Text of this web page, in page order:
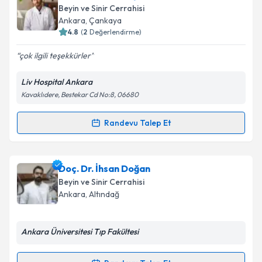
Takvim Talebini Gönder
oluşturun. Size bu uzmandan randevu almanız için bir
takvim hazırlandığında e-posta ile bilgilendireceğiz.
Kişisel verilerimin işlenmesine ilişkin
Metni'ni okudum ve kişisel verilerimin belirtilen
kapsamda işlenmesini kabul ediyorum.
Beyin ve Sinir Cerrahisi
Ankara, Çankaya
4.8 (2 Değerlendirme)
çok ilgili teşekkürler
Liv Hospital Ankara
Kavaklıdere, Bestekar Cd No:8, 06680
Randevu Talep Et
Randevu Takvimi Talebi
Op. Dr. Egemen Işıtaniçin randevu takvimi talebi
oluşturun. Size bu uzmandan randevu almanız için bir
takvim hazırlandığında e-posta ile bilgilendireceğiz.
Doç. Dr. İhsan Doğan
Beyin ve Sinir Cerrahisi
Ankara, Altındağ
Ankara Üniversitesi Tıp Fakültesi